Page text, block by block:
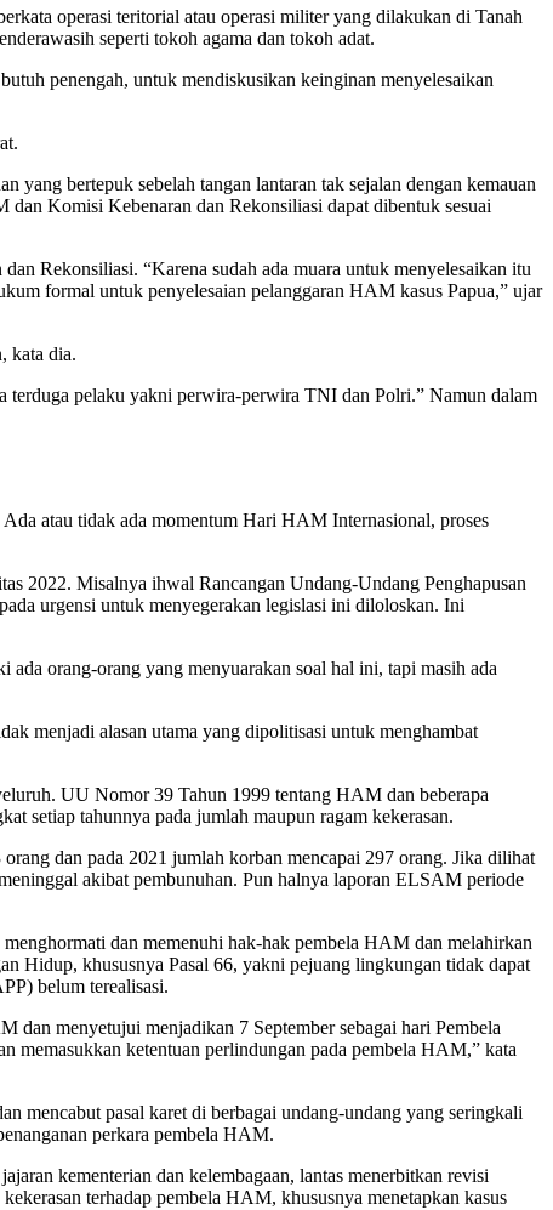
operasi teritorial atau operasi militer yang dilakukan di Tanah
seperti tokoh agama dan tokoh adat.
penengah, untuk mendiskusikan keinginan menyelesaikan
bertepuk sebelah tangan lantaran tak sejalan dengan kemauan
Komisi Kebenaran dan Rekonsiliasi dapat dibentuk sesuai
Rekonsiliasi. “Karena sudah ada muara untuk menyelesaikan itu
formal untuk penyelesaian pelanggaran HAM kasus Papua,” ujar
kata dia.
terduga pelaku yakni perwira-perwira TNI dan Polri.” Namun dalam
atau tidak ada momentum Hari HAM Internasional, proses
2022. Misalnya ihwal Rancangan Undang-Undang Penghapusan
urgensi untuk menyegerakan legislasi ini diloloskan. Ini
orang-orang yang menyuarakan soal hal ini, tapi masih ada
menjadi alasan utama yang dipolitisasi untuk menghambat
UU Nomor 39 Tahun 1999 tentang HAM dan beberapa
setiap tahunnya pada jumlah maupun ragam kekerasan.
dan pada 2021 jumlah korban mencapai 297 orang. Jika dilihat
akibat pembunuhan. Pun halnya laporan ELSAM periode
dan memenuhi hak-hak pembela HAM dan melahirkan
Hidup, khususnya Pasal 66, yakni pejuang lingkungan tidak dapat
belum terealisasi.
menyetujui menjadikan 7 September sebagai hari Pembela
ketentuan perlindungan pada pembela HAM,” kata
mencabut pasal karet di berbagai undang-undang yang seringkali
perkara pembela HAM.
kementerian dan kelembagaan, lantas menerbitkan revisi
terhadap pembela HAM, khususnya menetapkan kasus